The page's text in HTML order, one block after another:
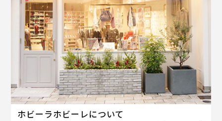
ホビーラホビーレについて